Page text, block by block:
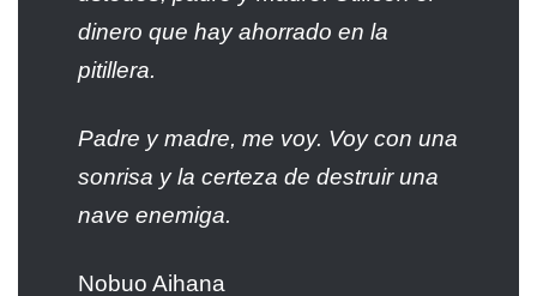
dinero que hay ahorrado en la
pitillera.
Padre y madre, me voy. Voy con una
sonrisa y la certeza de destruir una
nave enemiga.
Nobuo Aihana